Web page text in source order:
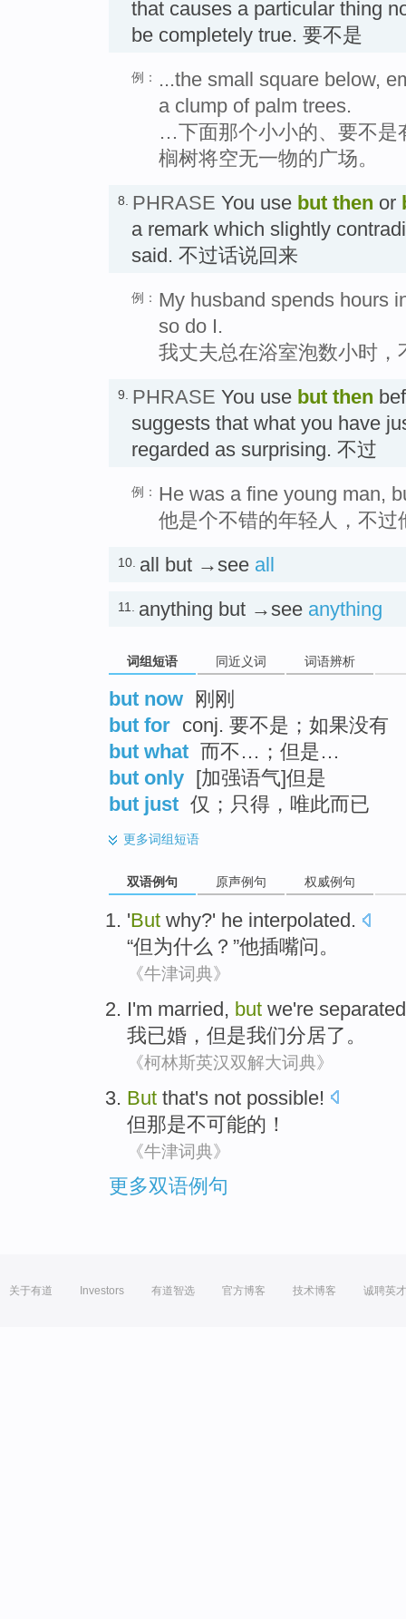
that causes a particular thing
be completely true. 要不是
例：
...the small square below,
a clump of palm trees.
…下面那个小小的、要不是
榈树将空无一物的广场。
8. PHRASE You use but then or
a remark which slightly
said. 不过话说回来
例： My husband spends hours
so do I.
我丈夫总在浴室泡数小时
9. PHRASE You use but then
suggests that what you have
regarded as surprising. 不过
例： He was a fine young man,
他是个不错的年轻人，不过
10. all but →see all
11. anything but →see anything
词组短语 同近义词 词语辨析
but now
刚刚
but for conj. 要不是；如果没有
but what 而不…；但是…
but only
[加强语气]但是
but just 仅；只得，唯此而已
更多词组短语
双语例句 原声例句 权威例句
'But why?' he interpolated.
“但为什么 ？”他插嘴问。
《牛津词典》
I'm married, but we're separated
我已婚 ， 但是我们分居了。
《柯林斯英汉双解大词典》
But that's not possible!
但那是不可能的 ！
《牛津词典》
更多双语例句
关于有道 Investors 有道智选 官方博客 技术博客 诚聘英才